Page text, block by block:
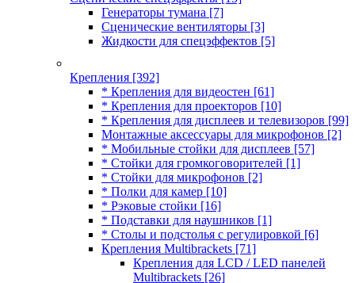
Генераторы тумана [7]
Сценические вентиляторы [3]
Жидкости для спецэффектов [5]
Крепления [392]
* Крепления для видеостен [61]
* Крепления для проекторов [10]
* Крепления для дисплеев и телевизоров [99]
Монтажные аксессуары для микрофонов [2]
* Мобильные стойки для дисплеев [57]
* Стойки для громкоговорителей [1]
* Стойки для микрофонов [2]
* Полки для камер [10]
* Рэковые стойки [16]
* Подставки для наушников [1]
* Столы и подстолья с регулировкой [6]
Крепления Multibrackets [71]
Крепления для LCD / LED панелей
Multibrackets [26]